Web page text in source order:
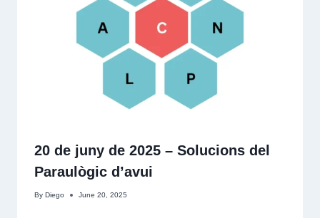
20 de juny de 2025 – Solucions del
Paraulògic d’avui
By Diego June 20, 2025